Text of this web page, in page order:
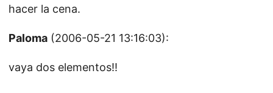
hacer la cena.
Paloma (2006-05-21 13:16:03):
vaya dos elementos!!